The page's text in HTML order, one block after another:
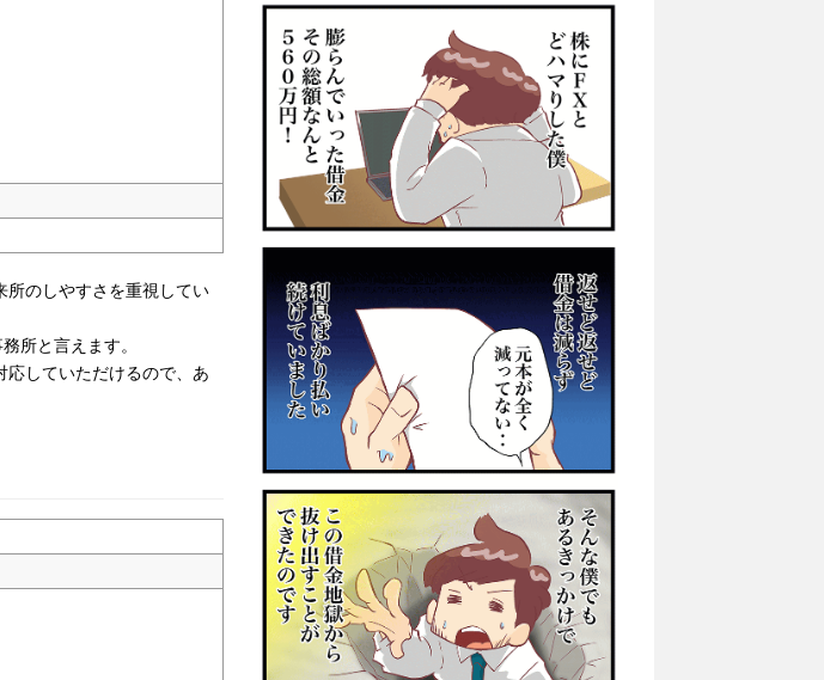
所のしやすさを重視してい
所と言えます。
していただけるので、あ